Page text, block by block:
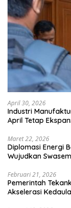
April 30, 2026
Industri
April Tetap
Maret 22, 2026
Diplomasi Energi
Wujudkan
Februari 21, 2026
Pemerintah
Akselerasi